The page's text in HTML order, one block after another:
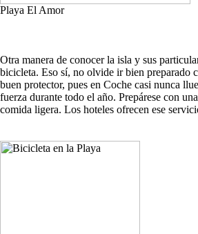
Playa El Amor
Otra manera de conocer la isla y sus
bicicleta. Eso sí, no olvide ir bien preparado
buen protector, pues en Coche casi nunca
fuerza durante todo el año. Prepárese con
comida ligera. Los hoteles ofrecen ese